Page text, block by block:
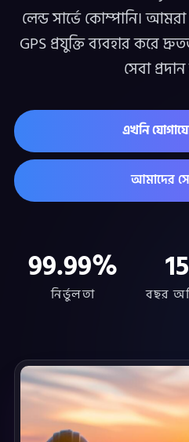
লেন্ড সার্ভে কোম্পানি।
GPS প্রযুক্তি ব্যবহার করে
সেবা
এখনি
আমাদের
99.99%
নির্ভুলতা বছর